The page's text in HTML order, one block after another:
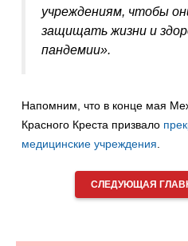
учреждениям, чтобы
защищать жизни и
пандемии».
Напомним, что в конце мая
Красного Креста призвало
медицинские учреждения
СЛЕДУЮЩАЯ